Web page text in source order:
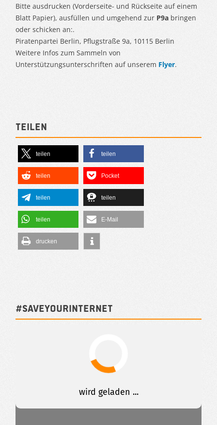
Bitte ausdrucken (Vorderseite- und Rückseite auf einem
Blatt Papier), ausfüllen und umgehend zur P9a bringen
oder schicken an:.
Piratenpartei Berlin, Pflugstraße 9a, 10115 Berlin
Weitere Infos zum Sammeln von
Unterstützungsunterschriften auf unserem Flyer.
Teilen
teilen teilen
teilen Pocket
teilen teilen
teilen E-Mail
drucken
#SAVEYOURINTERNET